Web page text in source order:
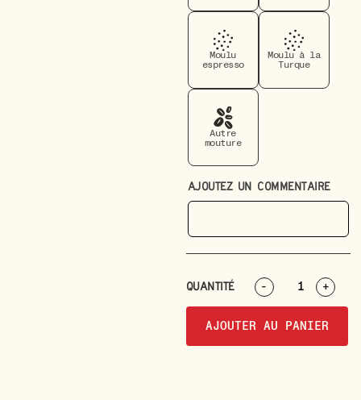
Moulu
espresso
Moulu à la
Turque
Autre
mouture
AJOUTEZ UN COMMENTAIRE
QUANTITÉ - +
AJOUTER AU PANIER